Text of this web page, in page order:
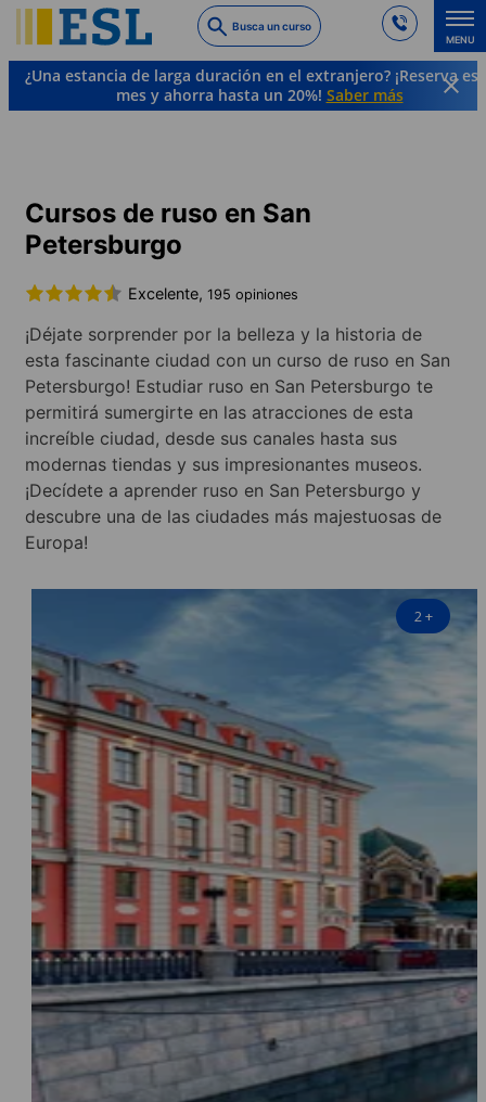
to
main
content
Busca un curso
MENU
¿Una estancia de larga duración en el extranjero? ¡Reserva
mes y ahorra hasta un 20%! Saber más
Cursos de ruso en San
Petersburgo
Excelente, 195 opiniones
¡Déjate sorprender por la belleza y la historia de
esta fascinante ciudad con un curso de ruso en San
Petersburgo! Estudiar ruso en San Petersburgo te
permitirá sumergirte en las atracciones de esta
increíble ciudad, desde sus canales hasta sus
modernas tiendas y sus impresionantes museos.
¡Decídete a aprender ruso en San Petersburgo y
descubre una de las ciudades más majestuosas de
Europa!
2+